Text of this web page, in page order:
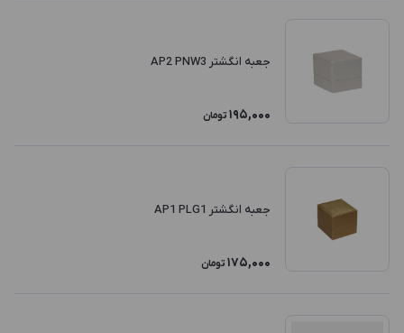
جعبه انگشتر AP2 PNW3
195,000 تومان
جعبه انگشتر AP1 PLG1
175,000 تومان